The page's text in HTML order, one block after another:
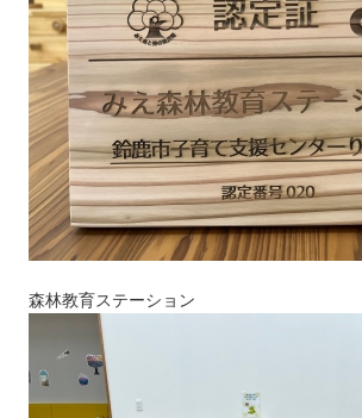
森林教育ステーション